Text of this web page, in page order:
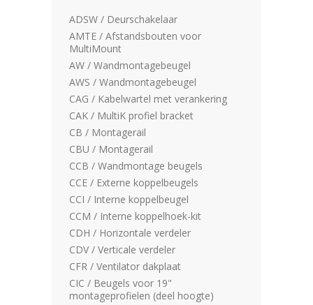
ADSW / Deurschakelaar
AMTE / Afstandsbouten voor
MultiMount
AW / Wandmontagebeugel
AWS / Wandmontagebeugel
CAG / Kabelwartel met verankering
CAK / MultiK profiel bracket
CB / Montagerail
CBU / Montagerail
CCB / Wandmontage beugels
CCE / Externe koppelbeugels
CCI / Interne koppelbeugel
CCM / Interne koppelhoek-kit
CDH / Horizontale verdeler
CDV / Verticale verdeler
CFR / Ventilator dakplaat
CIC / Beugels voor 19"
montageprofielen (deel hoogte)